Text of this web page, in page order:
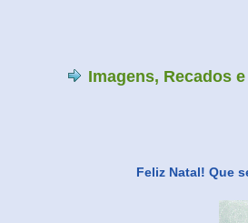
Imagens, Recados
Feliz Natal! Que